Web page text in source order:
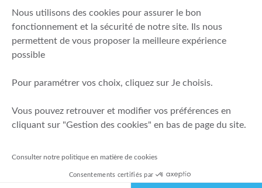
Politique de meilleure sélection
Politique de durabilité
Fonds de garantie des dépôts et de résolution
Mentions légales
Prévention de la fraude
Politique de gestion des conflits d'intérêts
Nous utilisons des cookies pour assurer le bon
fonctionnement et la sécurité de notre site. Ils nous
permettent de vous proposer la meilleure expérience
possible
Pour paramétrer vos choix, cliquez sur Je choisis.
Vous pouvez retrouver et modifier vos préférences en
cliquant sur "Gestion des cookies" en bas de page du site.
Consulter notre politique en matière de cookies
Consentements certifiés par